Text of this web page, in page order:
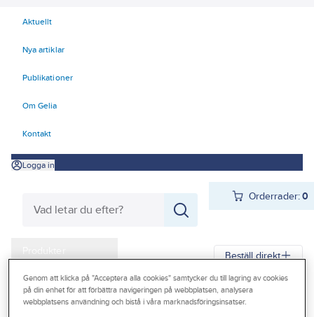
Aktuellt
Nya artiklar
Publikationer
Om Gelia
Kontakt
Logga in
Orderrader:0
Produkter
Kampanjer
Outlet
Beställ direkt
Gelia Produkter Personligt skydd
Andningsskydd
Genom att klicka på "Acceptera alla cookies" samtycker du till lagring av cookies
på din enhet för att förbättra navigeringen på webbplatsen, analysera
webbplatsens användning och bistå i våra marknadsföringsinsatser.